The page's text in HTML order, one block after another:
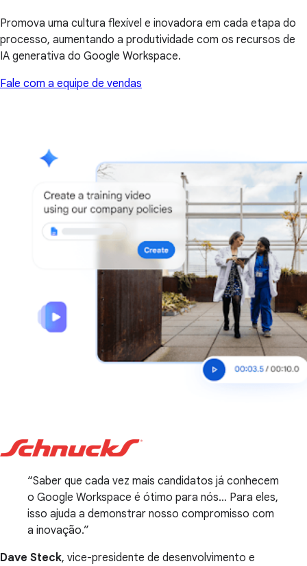
Promova uma cultura flexível e inovadora em cada etapa do
processo, aumentando a produtividade com os recursos de
IA generativa do Google Workspace.
Fale com a equipe de vendas
Saber que cada vez mais candidatos já conhecem
o Google Workspace é ótimo para nós… Para eles,
isso ajuda a demonstrar nosso compromisso com
a inovação.
Dave Steck, vice-presidente de desenvolvimento e